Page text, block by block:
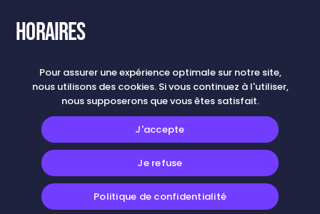
Horaires
et le samedi, de 9h à 13h.
Uniquement sur réservation
Tous les droits sont réservés.
RÉSERVER UNE SÉANCE
Pour assurer une expérience optimale sur notre site,
nous utilisons des cookies. Si vous continuez à l'utiliser,
nous supposerons que vous êtes satisfait.
J'accepte
Je refuse
Politique de confidentialité